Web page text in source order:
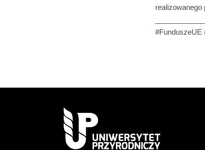
#FunduszeUE